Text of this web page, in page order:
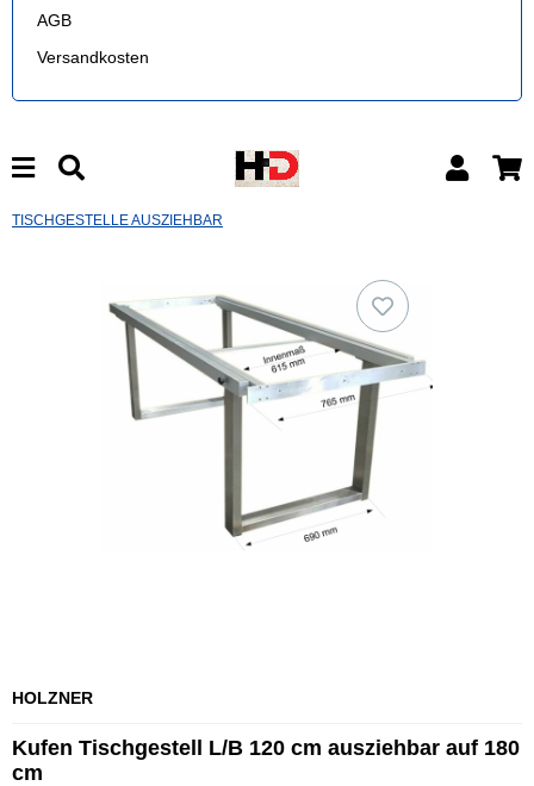
AGB
Versandkosten
TISCHGESTELLE AUSZIEHBAR
HOLZNER
Kufen Tischgestell L/B 120 cm ausziehbar auf 180
cm